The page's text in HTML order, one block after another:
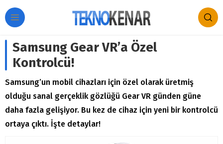
Samsung Gear VR’a Özel
Kontrolcü!
Samsung’un mobil cihazları için özel olarak üretmiş
olduğu sanal gerçeklik gözlüğü Gear VR günden güne
daha fazla gelişiyor. Bu kez de cihaz için yeni bir kontrolcü
ortaya çıktı. İşte detaylar!